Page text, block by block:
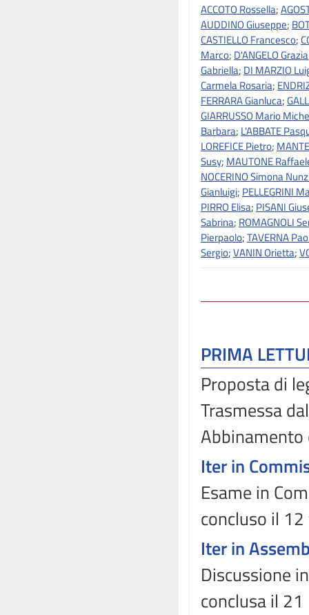
ACCOTO Rossella;
AUDDINO Giuseppe;
CASTIELLO Francesco;
Marco; D'ANGELO Grazia
Gabriella; DI MARZIO
Carmela Rosaria;
FERRARA Gianluca;
GIARRUSSO Mario
Barbara; L'ABBATE
LOREFICE Pietro;
Susy; MAUTONE
NOCERINO Simona
Gianluigi; PELLEGRINI
PIRRO Elisa; PISANI
Sabrina; ROMAGNOLI
Pierpaolo;TAVERNA
Sergio;VANIN Orietta;
PRIMA
Proposta di
Trasmessa
Abbinamento
Iter in
Esame in
concluso il
Iter in
Discussione
conclusa il